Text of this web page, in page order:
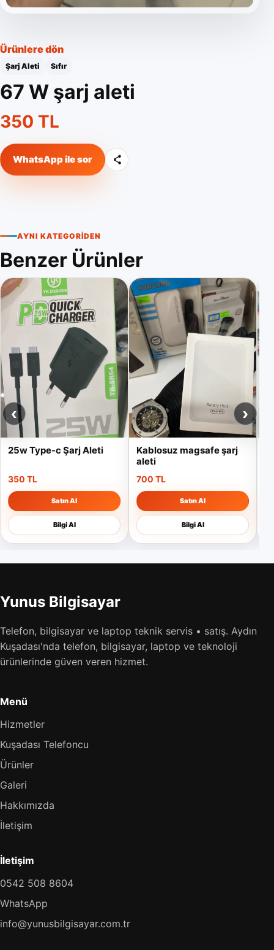
Ürünlere dön
Şarj Aleti Sıfır
67 W şarj aleti
350 TL
WhatsApp ile sor
AYNI KATEGORIDEN
Benzer Ürünler
25w Type-c Şarj Aleti
350 TL
Satın Al
Bilgi Al
Kablosuz magsafe şarj
aleti
700 TL
Satın Al
Bilgi Al
‹ ›
Yunus Bilgisayar
Telefon, bilgisayar ve laptop teknik servis • satış. Aydın
Kuşadası'nda telefon, bilgisayar, laptop ve teknoloji
ürünlerinde güven veren hizmet.
Menü
Hizmetler
Kuşadası Telefoncu
Ürünler
Galeri
Hakkımızda
İletişim
İletişim
0542 508 8604
WhatsApp
info@yunusbilgisayar.com.tr